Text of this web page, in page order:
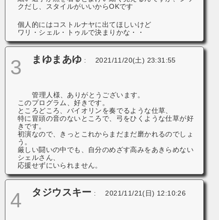
クだし、スタイルがいいからOKです
個人的にはコストルナヤに出てほしいけど
ワリ・シェル・トゥルで決まりかな・・
3 まゆまあゆ : 2021/11/20(土) 23:31:55
管理人様、ありがとうございます。
このプログラム、好きです。
ところどころ、バイオリンを奏でるような仕草、
特に冒頭の音のないところで、弓をひくような仕草が好
きです。
初演なので、きっとこれからまだまだ磨かれるのでしょ
う。
厳しい闘いの中でも、自分のめざす高みをあきらめない
シェルさん、
応援せずにいられません。
4 タジウスキー : 2021/11/21(日) 12:10:26